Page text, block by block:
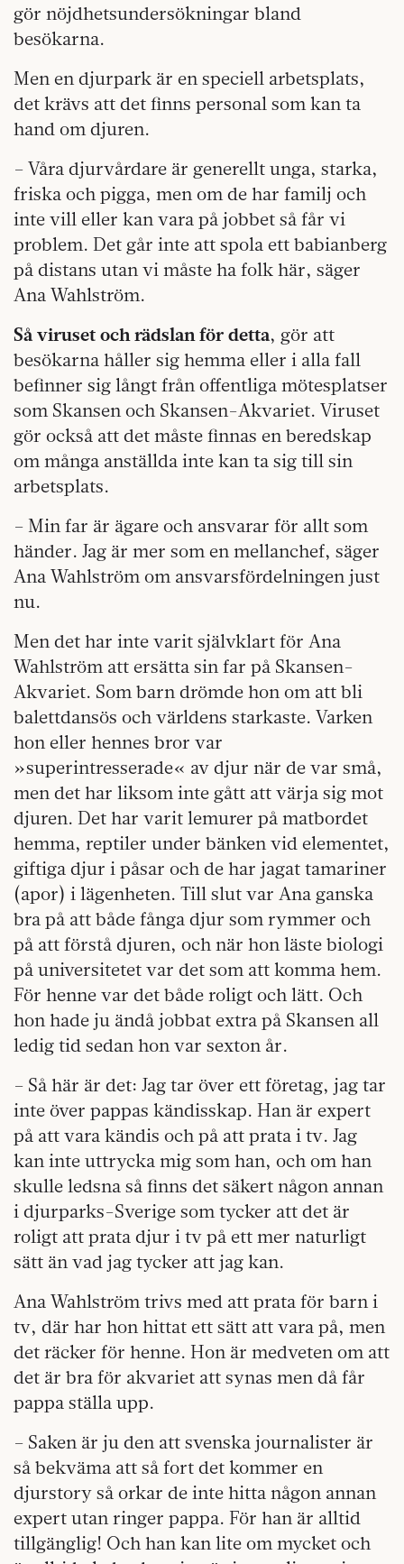
gör nöjdhetsundersökningar bland
besökarna.
Men en djurpark är en speciell arbetsplats,
det krävs att det finns personal som kan ta
hand om djuren.
– Våra djurvårdare är generellt unga, starka,
friska och pigga, men om de har familj och
inte vill eller kan vara på jobbet så får vi
problem. Det går inte att spola ett babianberg
på distans utan vi måste ha folk här, säger
Ana Wahlström.
Så viruset och rädslan för detta, gör att
besökarna håller sig hemma eller i alla fall
befinner sig långt från offentliga mötesplatser
som Skansen och Skansen-Akvariet. Viruset
gör också att det måste finnas en beredskap
om många anställda inte kan ta sig till sin
arbetsplats.
– Min far är ägare och ansvarar för allt som
händer. Jag är mer som en mellanchef, säger
Ana Wahlström om ansvarsfördelningen just
nu.
Men det har inte varit självklart för Ana
Wahlström att ersätta sin far på Skansen-
Akvariet. Som barn drömde hon om att bli
balettdansös och världens starkaste. Varken
hon eller hennes bror var
»superintresserade« av djur när de var små,
men det har liksom inte gått att värja sig mot
djuren. Det har varit lemurer på matbordet
hemma, reptiler under bänken vid elementet,
giftiga djur i påsar och de har jagat tamariner
(apor) i lägenheten. Till slut var Ana ganska
bra på att både fånga djur som rymmer och
på att förstå djuren, och när hon läste biologi
på universitetet var det som att komma hem.
För henne var det både roligt och lätt. Och
hon hade ju ändå jobbat extra på Skansen all
ledig tid sedan hon var sexton år.
– Så här är det: Jag tar över ett företag, jag tar
inte över pappas kändisskap. Han är expert
på att vara kändis och på att prata i tv. Jag
kan inte uttrycka mig som han, och om han
skulle ledsna så finns det säkert någon annan
i djurparks-Sverige som tycker att det är
roligt att prata djur i tv på ett mer naturligt
sätt än vad jag tycker att jag kan.
Ana Wahlström trivs med att prata för barn i
tv, där har hon hittat ett sätt att vara på, men
det räcker för henne. Hon är medveten om att
det är bra för akvariet att synas men då får
pappa ställa upp.
– Saken är ju den att svenska journalister är
så bekväma att så fort det kommer en
djurstory så orkar de inte hitta någon annan
expert utan ringer pappa. För han är alltid
tillgänglig! Och han kan lite om mycket och